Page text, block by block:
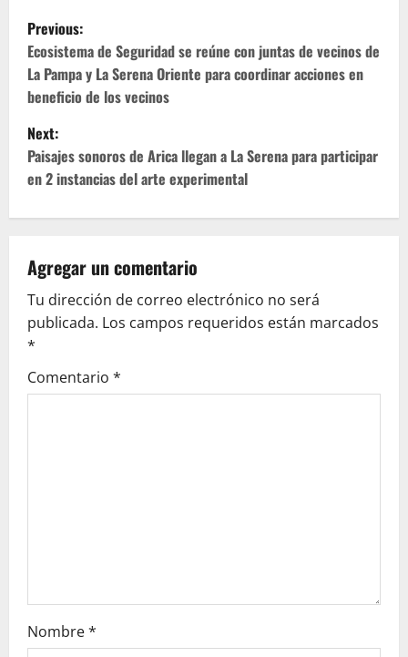
P
o
s
t
n
a
v
i
g
a
t
Previous:
Ecosistema de Seguridad se reúne con juntas de vecinos de
La Pampa y La Serena Oriente para coordinar acciones en
beneficio de los vecinos
Next:
Paisajes sonoros de Arica llegan a La Serena para participar
en 2 instancias del arte experimental
Agregar un comentario
Tu dirección de correo electrónico no será
publicada. Los campos requeridos están marcados
*
Comentario *
Nombre*